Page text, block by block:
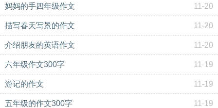
妈妈的手四年级作文 11-20
描写春天写景的作文 11-20
介绍朋友的英语作文 11-20
六年级作文300字 11-19
游记的作文 11-19
五年级的作文300字 11-19